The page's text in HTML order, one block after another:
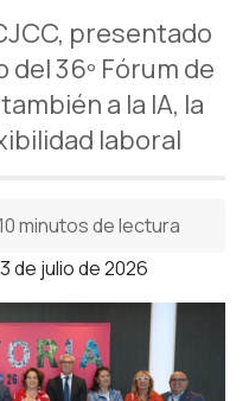
presentado
del 36º Fórum de
a la IA, la
laboral
de julio de 2026
10 minutos de lectura